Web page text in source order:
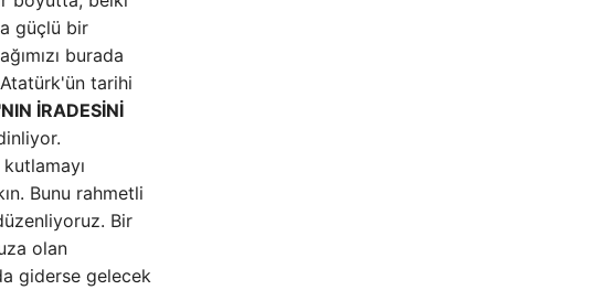
güçlü bir
burada
tarihi
İRADESİNİ
Bunu rahmetli
Bir
olan
giderse gelecek